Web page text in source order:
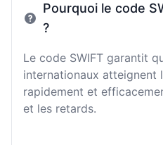
Pourquoi le code
?
Le code SWIFT garantit
internationaux atteignent
rapidement et
et les retards.